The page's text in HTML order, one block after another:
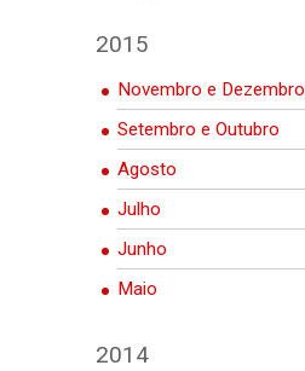
2015
Novembro e Dezembro
Setembro e Outubro
Agosto
Julho
Junho
Maio
2014